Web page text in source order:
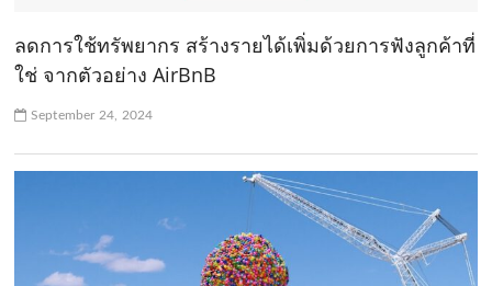
ลดการใช้ทรัพยากร สร้างรายได้เพิ่มด้วยการฟังลูกค้าที่
ใช่ จากตัวอย่าง AirBnB
September 24, 2024